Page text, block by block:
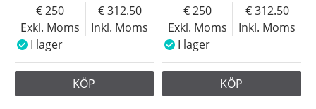
Exkl. Moms
250
Inkl. Moms
312.50
I lager
KÖP
Exkl. Moms
250
Inkl. Moms
312.50
I lager
KÖP